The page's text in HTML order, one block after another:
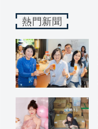
熱門新聞